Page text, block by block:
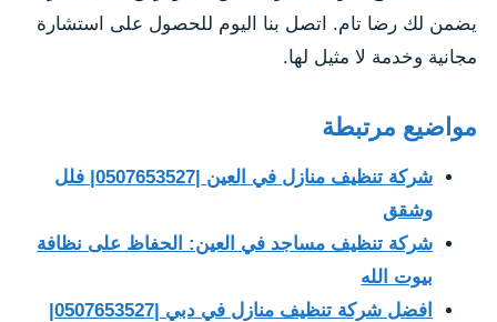
يضمن لك رضا تام. اتصل بنا اليوم للحصول على استشارة
مجانية وخدمة لا مثيل لها.
مواضيع مرتبطة
شركة تنظيف منازل في العين |0507653527| فلل
وشقق
شركة تنظيف مساجد في العين: الحفاظ على نظافة
بيوت الله
افضل شركة تنظيف منازل في دبي |0507653527|